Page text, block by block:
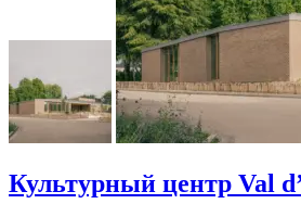
Культурный центр Val